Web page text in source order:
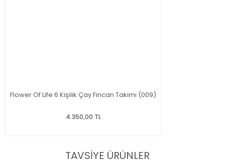
Flower Of Life 6 Kişilik Çay Fincan Takımı (009)
4.350,00 TL
TAVSİYE ÜRÜNLER